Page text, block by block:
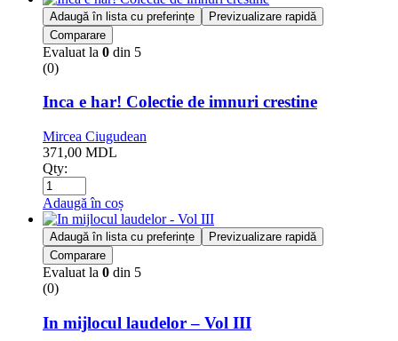
Adaugă în lista cu preferințe
Previzualizare rapidă
Comparare
Evaluat la 0 din 5
(0)
Inca e har! Colectie de imnuri crestine
Mircea Ciugudean
371,00 MDL
Qty:
Adaugă în coș
Adaugă în lista cu preferințe
Previzualizare rapidă
Comparare
Evaluat la 0 din 5
(0)
In mijlocul laudelor – Vol III